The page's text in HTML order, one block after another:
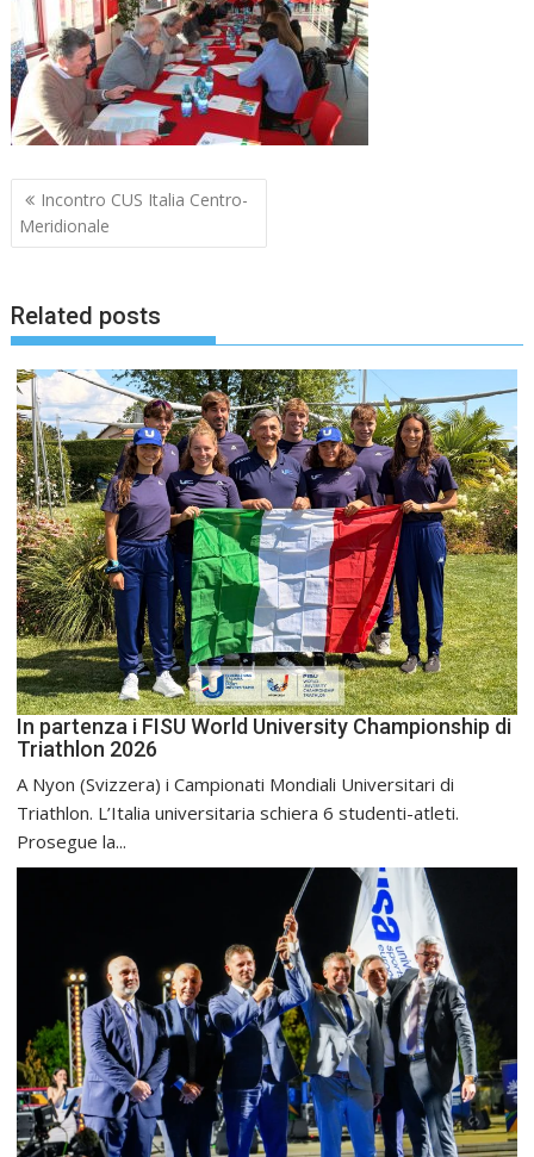
Navigazione
articoli
Incontro CUS Italia Centro-
Meridionale
Related posts
In partenza i FISU World University Championship di
Triathlon 2026
A Nyon (Svizzera) i Campionati Mondiali Universitari di
Triathlon. L’Italia universitaria schiera 6 studenti-atleti.
Prosegue la...